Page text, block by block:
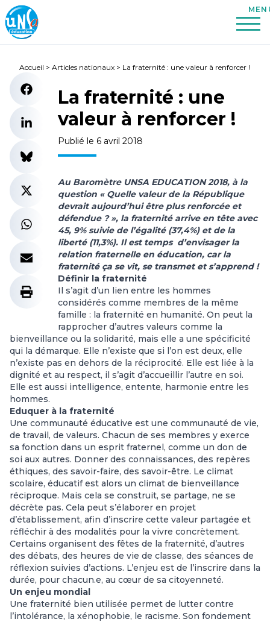
Accueil > Articles nationaux > La fraternité : une valeur à renforcer !
La fraternité : une
valeur à renforcer !
Publié le 6 avril 2018
Au Baromètre UNSA EDUCATION 2018, à la
question « Quelle valeur de la République
devrait aujourd’hui être plus renforcée et
défendue ? », la fraternité arrive en tête avec
45, 9% suivie de l’égalité (37,4%) et de la
liberté (11,3%). Il est temps d’envisager la
relation fraternelle en éducation, car la
fraternité ça se vit, se transmet et s’apprend !
Définir la fraternité
Il s’agit d’un lien entre les hommes
considérés comme membres de la même
famille : la fraternité en humanité. On peut la
rapprocher d’autres valeurs comme la
bienveillance ou la solidarité, mais elle a une spécificité
qui la démarque. Elle n’existe que si l’on est deux, elle
n’existe pas en dehors de la réciprocité. Elle est liée à la
dignité et au respect, il s’agit d’accueillir l’autre en soi.
Elle est aussi intelligence, entente, harmonie entre les
hommes.
Eduquer à la fraternité
Une communauté éducative est une communauté de vie,
de travail, de valeurs. Chacun de ses membres y exerce
sa fonction dans un esprit fraternel, comme un don de
soi aux autres. Donner des connaissances, des repères
éthiques, des savoir-faire, des savoir-être. Le climat
scolaire, éducatif est alors un climat de bienveillance
réciproque. Mais cela se construit, se partage, ne se
décrète pas. Cela peut s’élaborer en projet
d’établissement, afin d’inscrire cette valeur partagée et
réfléchir à des modalités pour la vivre concrètement.
Certains organisent des fêtes de la fraternité, d’autres
des débats, des heures de vie de classe, des séances de
réflexion suivies d’actions. L’enjeu est de l’inscrire dans la
durée, pour chacun.e, au cœur de sa citoyenneté.
Un enjeu mondial
Une fraternité bien utilisée permet de lutter contre
l’intolérance, la xénophobie, le racisme. Son fondement